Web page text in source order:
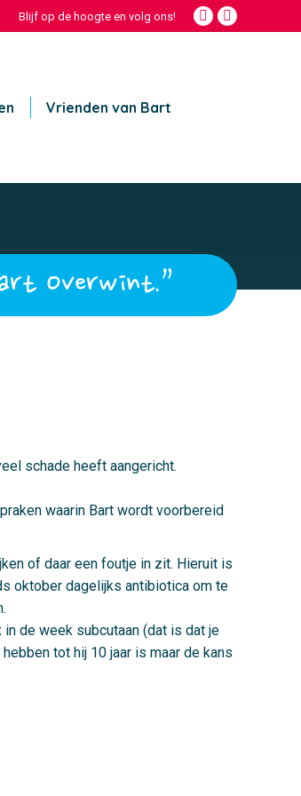
Blijf op de hoogte en volg ons!
Facebook
Instagram
Vrienden van Bart
Overwint.”
schade heeft aangericht.
waarin Bart wordt voorbereid
of daar een foutje in zit. Hieruit is
oktober dagelijks antibiotica om te
de week subcutaan (dat is dat je
tot hij 10 jaar is maar de kans